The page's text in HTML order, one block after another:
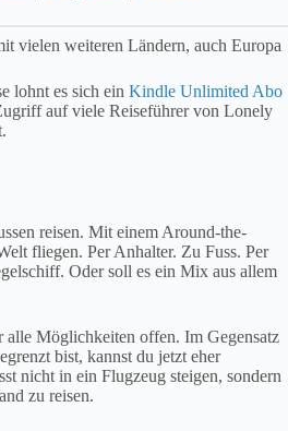
vielen weiteren Ländern, auch Europa
lohnt es sich ein Kindle Unlimited Abo
auf viele Reiseführer von Lonely
reisen. Mit einem Around-the-
fliegen. Per Anhalter. Zu Fuss. Per
Oder soll es ein Mix aus allem
alle Möglichkeiten offen. Im Gegensatz
bist, kannst du jetzt eher
nicht in ein Flugzeug steigen, sondern
zu reisen.